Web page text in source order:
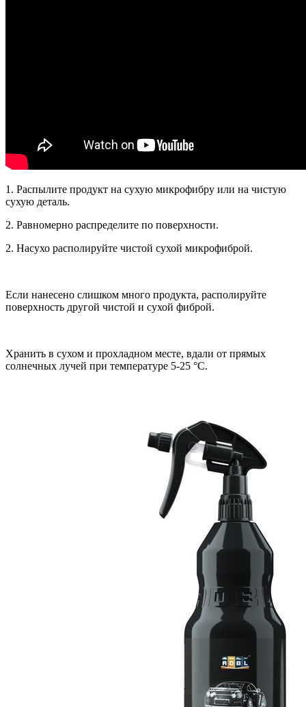
1. Распылите продукт на сухую микрофибру или на чистую
сухую деталь.
2. Равномерно распределите по поверхности.
2. Насухо располируйте чистой сухой микрофиброй.
Если нанесено слишком много продукта, располируйте
поверхность другой чистой и сухой фиброй.
Хранить в сухом и прохладном месте, вдали от прямых
солнечных лучей при температуре 5-25 °С.